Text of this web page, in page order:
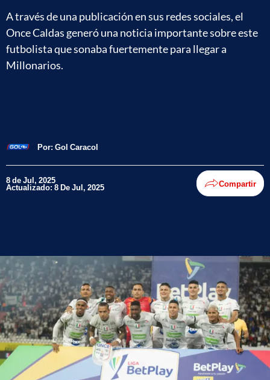
A través de una publicación en sus redes sociales, el
Once Caldas generó una noticia importante sobre este
futbolista que sonaba fuertemente para llegar a
Millonarios.
Por: Gol Caracol
8 de Jul, 2025
Actualizado: 8 De Jul, 2025 Compartir